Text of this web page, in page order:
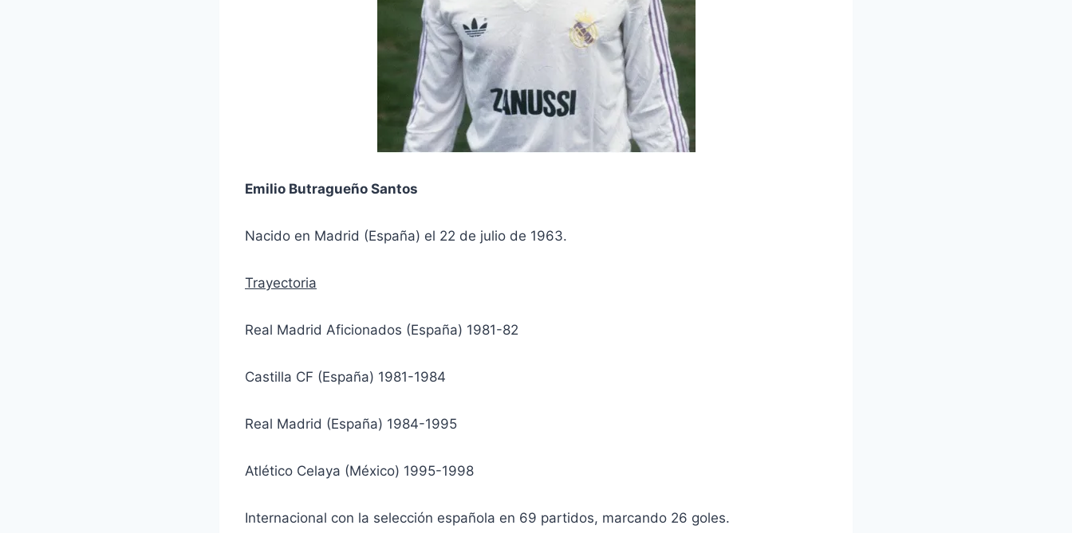
Emilio Butragueño Santos
Nacido en Madrid (España) el 22 de julio de 1963.
Trayectoria
Real Madrid Aficionados (España) 1981-82
Castilla CF (España) 1981-1984
Real Madrid (España) 1984-1995
Atlético Celaya (México) 1995-1998
Internacional con la selección española en 69 partidos, marcando 26 goles.